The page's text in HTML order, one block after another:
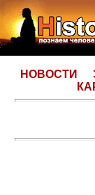
НОВОСТИ